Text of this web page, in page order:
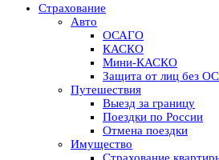
Страхование
Авто
ОСАГО
КАСКО
Мини-КАСКО
Защита от лиц без
Путешествия
Выезд за границу
Поездки по России
Отмена поездки
Имущество
Страхование